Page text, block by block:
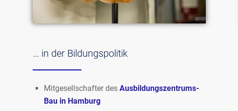
… in der Bildungspolitik
Mitgesellschafter des Ausbildungszentrums-
Bau in Hamburg